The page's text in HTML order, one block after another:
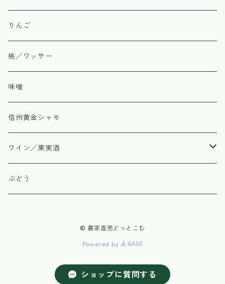
信州上田市丸子の直売所「あさつゆ」
りんご
桃／ワッサー
味噌
信州黄金シャモ
ワイン／果実酒
はすみふぁーむ
ぶどう
© 農家直売どっとこむ
Powered by
ショップに質問する